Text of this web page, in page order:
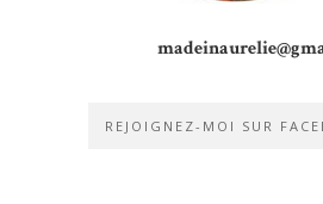
REJOIGNEZ-MOI SUR